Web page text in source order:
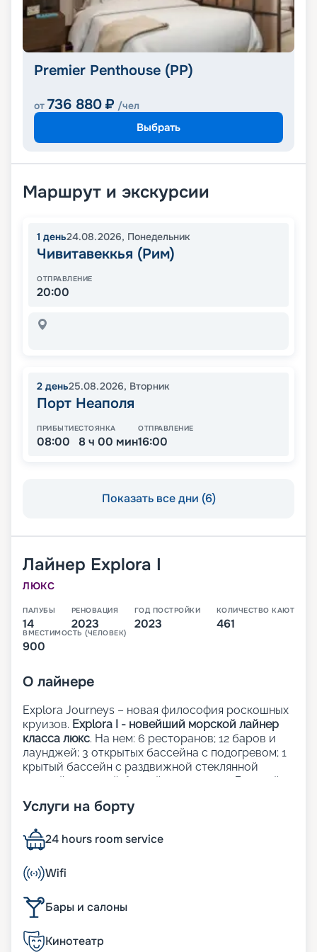
Premier Penthouse (PP)
от 736 880 ₽ /чел
Выбрать
Маршрут и экскурсии
1 день24.08.2026, Понедельник
Чивитавеккья (Рим)
ОТПРАВЛЕНИЕ
20:00
2 день25.08.2026, Вторник
Порт Неаполя
ПРИБЫТИЕ
08:00
СТОЯНКА
8 ч 00 мин
ОТПРАВЛЕНИЕ
16:00
Показать все дни (6)
Лайнер Explora I
ЛЮКС
ПАЛУБЫ
14
РЕНОВАЦИЯ
2023
ГОД ПОСТРОЙКИ
2023
КОЛИЧЕСТВО КАЮТ
461
ВМЕСТИМОСТЬ (ЧЕЛОВЕК)
900
О лайнере
Explora Journeys – новая философия роскошных
круизов. Explora I - новейший морской лайнер
класса люкс. На нем: 6 ресторанов; 12 баров и
лаунджей; 3 открытых бассейна с подогревом; 1
крытый бассейн с раздвижной стеклянной
крышей; 1 крытый бассейн; 5 джакузи; Детский
Школа кулинарного мастерства;
Прачечная; Медицинский центр.
Рестораны, бары и лаунджи:
Кулинарные шедевры на борту Explora Journeys
объединяют лучшие традиции мировой
и ужину уникальность и изящество. Независимо
Услуги на борту
24 hours room service
Wifi
Бары и салоны
Кинотеатр